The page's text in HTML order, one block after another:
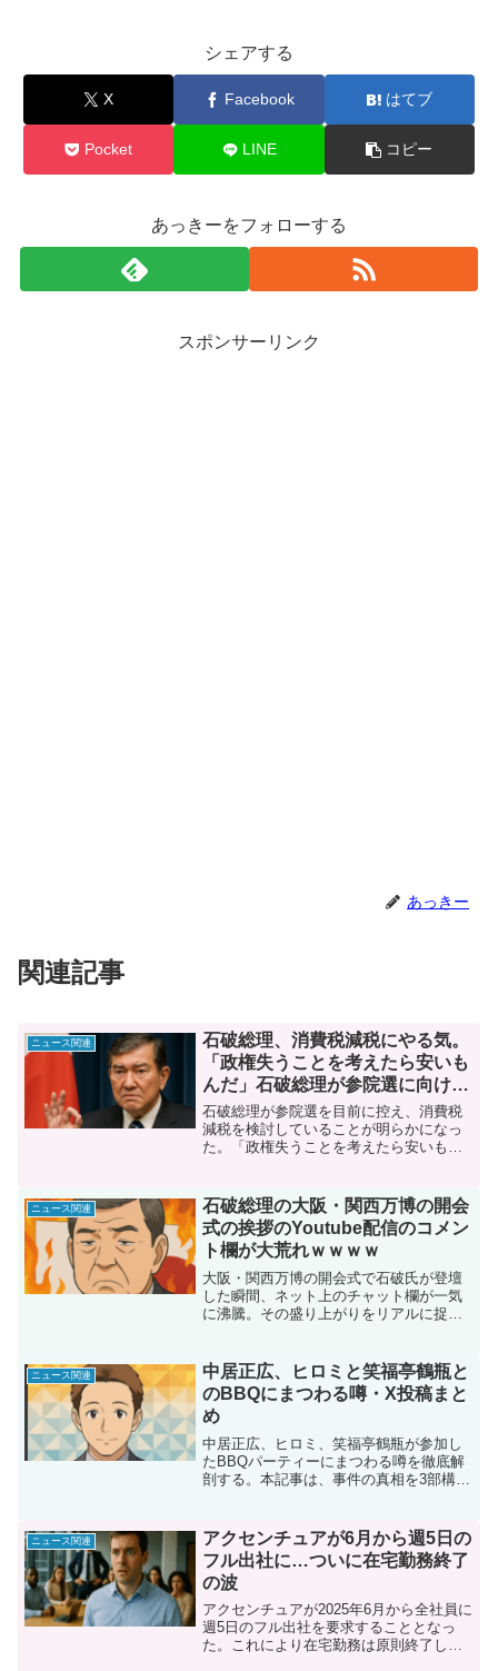
シェアする
X Facebook はてブ
Pocket LINE コピー
あっきーをフォローする
スポンサーリンク
あっきー
関連記事
ニュース関連
石破総理、消費税減税にやる気。
「政権失うことを考えたら安いも
んだ」石破総理が参院選に向けて
消費税減税を検討
石破総理が参院選を目前に控え、消費税
減税を検討していることが明らかになっ
た。「政権失うことを考えたら安いもん
が焦点となっている。政治ジャーナリス
トの取材内容を基に、今回の背景、具体
的な減税案、そして政治的危機感と戦略
の全貌を徹底解説する。
ニュース関連
石破総理の大阪・関西万博の開会
式の挨拶のYoutube配信のコメン
ト欄が大荒れｗｗｗｗ
大阪・関西万博の開会式で石破氏が登壇
した瞬間、ネット上のチャット欄が一気
に沸騰。その盛り上がりをリアルに捉え
メントのギャップに笑いが生まれつつ
も、万博や政治家の発言に対する真剣な
声も見受けられます。こうしたSNSの反
応は、今のネット文化を象徴する面白さ
と多様性を映し出す鏡。新時代の国際イ
ベントである万博の舞台裏を知るうえで
も、見逃せない注目ポイントとして語ら
れるでしょう。イベントの醍醐味をさら
なユーザーの視点を感じてください。
ニュース関連
中居正広、ヒロミと笑福亭鶴瓶と
のBBQにまつわる噂・X投稿まと
め
中居正広、ヒロミ、笑福亭鶴瓶が参加し
たBBQパーティーにまつわる噂を徹底解
剖する。本記事は、事件の真相を3部構成
は芸能界引退に繋がる衝撃の事実につい
て、具体的な証言や時系列表とともに分
かりやすく解説する。業界の闇に迫る
3000字超の読み応えある内容だ。
ニュース関連
アクセンチュアが6月から週5日の
フル出社に…ついに在宅勤務終了
の波
アクセンチュアが2025年6月から全社員に
週5日のフル出社を要求することとなっ
た。これにより在宅勤務は原則終了し、